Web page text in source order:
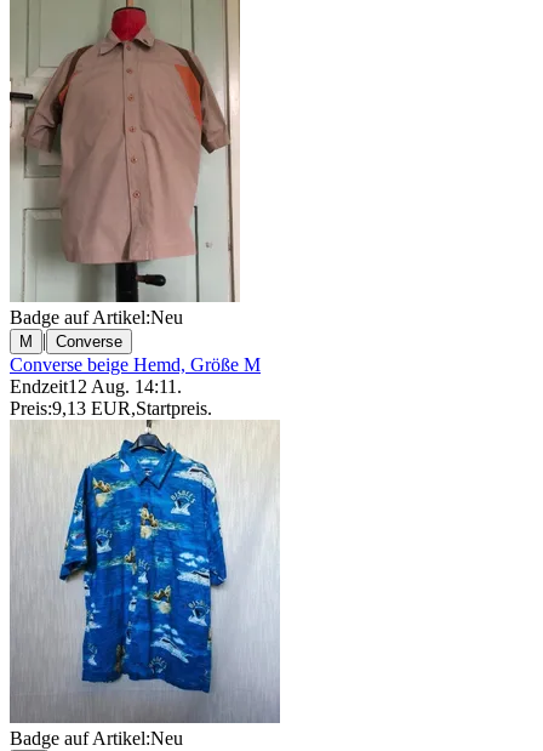
Badge auf Artikel:Neu
M | Converse
Converse beige Hemd, Größe M
Endzeit12 Aug. 14:11 .
Preis:9,13 EUR,Startpreis.
Badge auf Artikel:Neu